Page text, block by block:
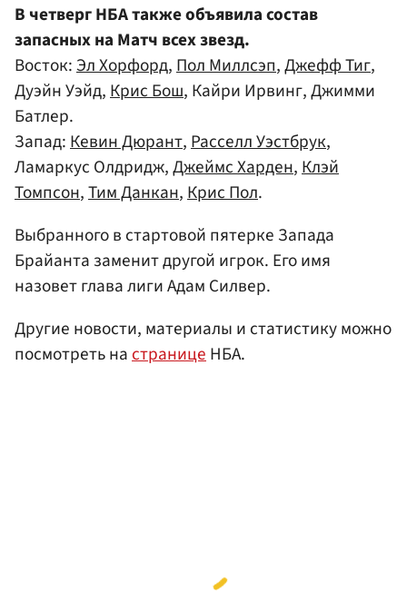
В четверг НБА также объявила состав
запасных на Матч всех звезд.
Восток:Эл Хорфорд,Пол Миллсэп,Джефф Тиг,
Дуэйн Уэйд,Крис Бош, Кайри Ирвинг, Джимми
Батлер.
Запад:Кевин Дюрант,Расселл Уэстбрук,
Ламаркус Олдридж,Джеймс Харден,Клэй
Томпсон,Тим Данкан,Крис Пол.
Выбранного в стартовой пятерке Запада
Брайанта заменит другой игрок. Его имя
назовет глава лиги Адам Силвер.
Другие новости, материалы и статистику можно
посмотреть настраницеНБА.